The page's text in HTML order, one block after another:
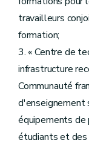
travailleurs
formation;
3. « Centre de
infrastructure
Communauté
d'enseignement
équipements de
étudiants et des